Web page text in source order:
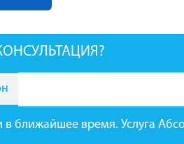
в ближайшее время. Услуга